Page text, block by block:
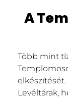
A
Több mint
elkészítését.
Levéltárak,